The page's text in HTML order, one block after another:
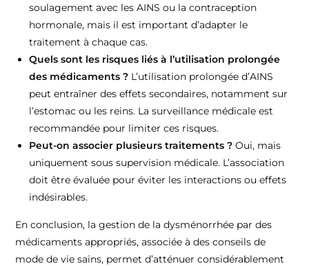
soulagement avec les AINS ou la contraception
hormonale, mais il est important d’adapter le
traitement à chaque cas.
Quels sont les risques liés à l’utilisation prolongée
des médicaments ? L’utilisation prolongée d’AINS
peut entraîner des effets secondaires, notamment sur
l’estomac ou les reins. La surveillance médicale est
recommandée pour limiter ces risques.
Peut-on associer plusieurs traitements ? Oui, mais
uniquement sous supervision médicale. L’association
doit être évaluée pour éviter les interactions ou effets
indésirables.
En conclusion, la gestion de la dysménorrhée par des
médicaments appropriés, associée à des conseils de
mode de vie sains, permet d’atténuer considérablement